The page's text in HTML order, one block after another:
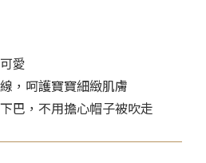
愛
，呵護寶寶細緻肌膚
巴，不用擔心帽子被吹走